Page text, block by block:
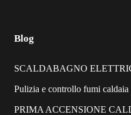
Blog
SCALDABAGNO
Pulizia e controllo fumi caldaia
PRIMA ACCENSIONE